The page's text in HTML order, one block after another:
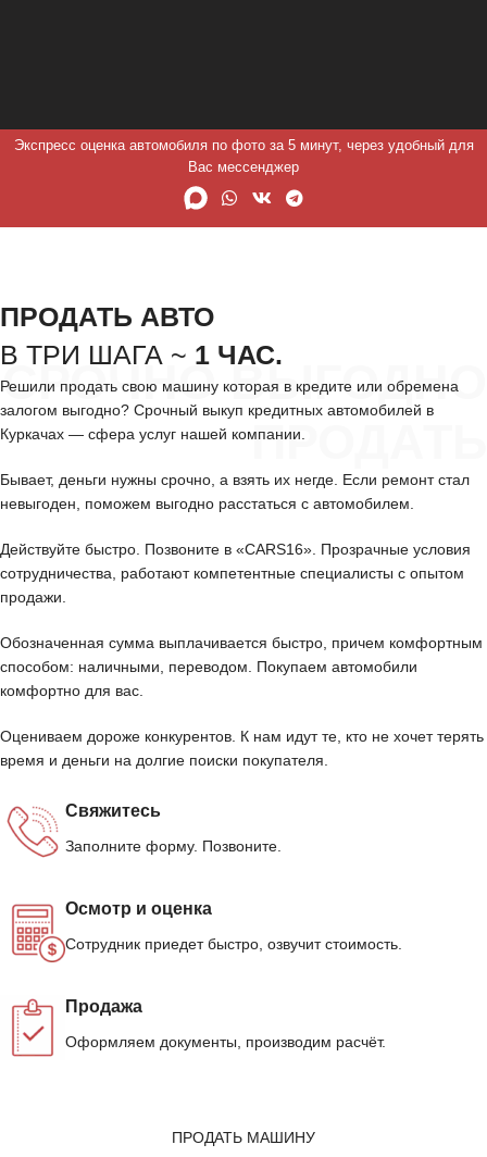
Экспресс оценка автомобиля по фото за 5 минут, через удобный для
Вас мессенджер
СРОЧНО ВЫГОДНО
ПРОДАТЬ
ПРОДАТЬ АВТО
В ТРИ ШАГА ~ 1 ЧАС.
Решили продать свою машину которая в кредите или обремена
залогом выгодно? Срочный выкуп кредитных автомобилей в
Куркачах — сфера услуг нашей компании.
Бывает, деньги нужны срочно, а взять их негде. Если ремонт стал
невыгоден, поможем выгодно расстаться с автомобилем.
Действуйте быстро. Позвоните в «CARS16». Прозрачные условия
сотрудничества, работают компетентные специалисты с опытом
продажи.
Обозначенная сумма выплачивается быстро, причем комфортным
способом: наличными, переводом. Покупаем автомобили
комфортно для вас.
Оцениваем дороже конкурентов. К нам идут те, кто не хочет терять
время и деньги на долгие поиски покупателя.
Свяжитесь
Заполните форму. Позвоните.
Осмотр и оценка
Сотрудник приедет быстро, озвучит стоимость.
Продажа
Оформляем документы, производим расчёт.
ПРОДАТЬ МАШИНУ